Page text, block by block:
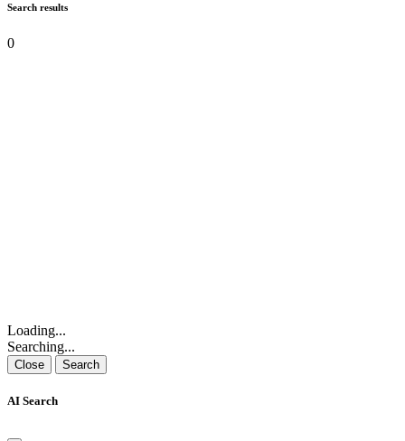
Search results
0
Loading...
Searching...
Close Search
AI Search